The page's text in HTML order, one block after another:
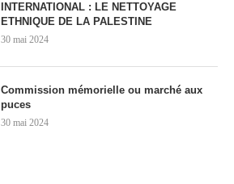
INTERNATIONAL : LE NETTOYAGE
ETHNIQUE DE LA PALESTINE
30 mai 2024
Commission mémorielle ou marché aux
puces
30 mai 2024